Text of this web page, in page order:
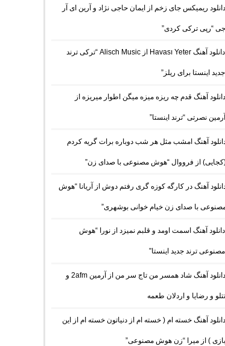
دانلود ریمیکس جای زخم از ایمان حاجی نژاد و آرین ای آر
جی “رپی ترکی کردی”
دانلود آهنگ Havası Yeter از Alisch Music “ترکی ترند
جدید اینستا برای ریلز”
دانلود آهنگ ﻗﺪم ﭼﻪ رﻳﺰه ﻣﻴﺰه ﻣﻴﮕﻦ اﻃﻮار ﻣﻴﺮﻳﺰه از
آرمین نصرتی “ترند اینستا”
آهنگ امشب مثل هر شب دوباره برات گریه کردم
از فرووال “هوش مصنوعی با صدای زن”
آهنگ در کارگه کوزه گری رفتم دوش از آریانا “هوش
با صدای زن خیام خوانی بوشهری”
دانلود آهنگ اسمت اومد و قلبم نمیزد از نورا “هوش
مصنوعی ترند جدید اینستا”
دانلود آهنگ شاد همسر من تاج سر من از آرمین 2afm و
تتلو و رضایا و اردلان طعمه
دانلود آهنگ خسته ام ( خسته ام از دنیاتون خسته ام از این
بازی ) از میرا “زن هوش مصنوعی”